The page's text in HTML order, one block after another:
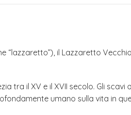
il Lazzaretto
tra il XV e il XVII secolo. Gli scavi
umano sulla vita in